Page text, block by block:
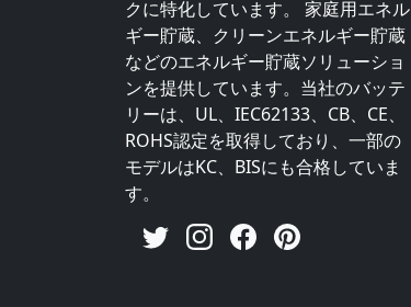
クに特化しています。 家庭用エネル
ギー貯蔵、クリーンエネルギー貯蔵
などのエネルギー貯蔵ソリューショ
ンを提供しています。当社のバッテ
リーは、UL、IEC62133、CB、CE、
ROHS認定を取得しており、一部の
モデルはKC、BISにも合格していま
す。